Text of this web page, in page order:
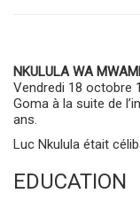
NKULULA WA
Vendredi 18 octobre
Goma à la suite de
ans.
Luc Nkulula était
EDUCATION